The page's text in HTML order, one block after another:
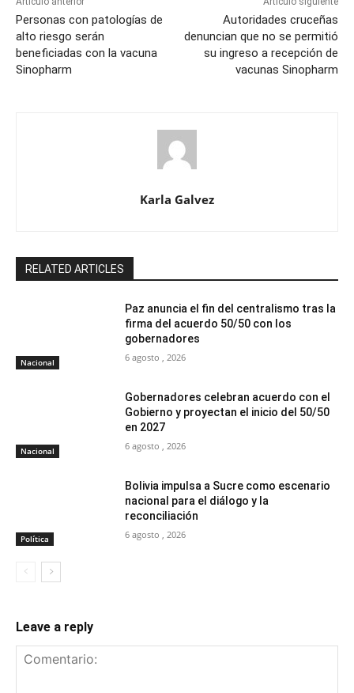
Personas con patologías de
alto riesgo serán
beneficiadas con la vacuna
Sinopharm
Autoridades cruceñas
denuncian que no se permitió
su ingreso a recepción de
vacunas Sinopharm
Karla Galvez
RELATED ARTICLES
Nacional
Paz anuncia el fin del centralismo tras la
firma del acuerdo 50/50 con los
gobernadores
6 agosto , 2026
Nacional
Gobernadores celebran acuerdo con el
Gobierno y proyectan el inicio del 50/50
en 2027
6 agosto , 2026
Política
Bolivia impulsa a Sucre como escenario
nacional para el diálogo y la
reconciliación
6 agosto , 2026
Leave a reply